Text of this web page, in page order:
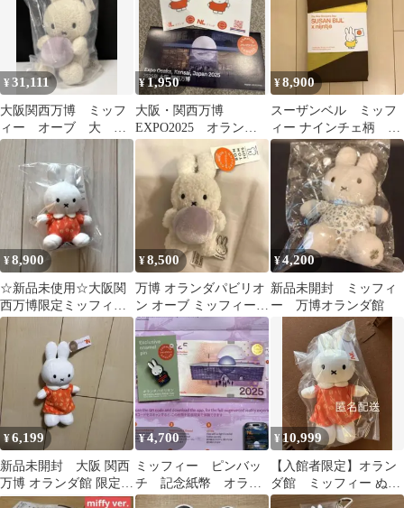
¥31,111
大阪関西万博 ミッフ
ィー オーブ 大 オ
ランダ館 正規品
¥1,950
大阪・関西万博
EXPO2025 オランダ
館 記念紙幣 ユー
ロ ミッフィー
¥8,900
スーザンベル ミッフ
ィー ナインチェ柄 万
博限定 エコバッグ
Lサイズ
¥8,900
☆新品未使用☆大阪関
西万博限定ミッフィ
ー ぬいぐるみ キー
ホルダー 希少品
¥8,500
万博 オランダパビリオ
ン オーブ ミッフィー
キーホルダー ぬいぐる
み 小
¥4,200
新品未開封 ミッフィ
ー 万博オランダ館
¥6,199
新品未開封 大阪 関西
万博 オランダ館 限定
ミッフィー ぬいぐるみ
¥4,700
ミッフィー ピンバッ
チ 記念紙幣 オラン
ダ 2025 大阪万博 大
¥10,999
【入館者限定】オラン
ダ館 ミッフィー ぬい
ぐるみ 大 新品 未開封